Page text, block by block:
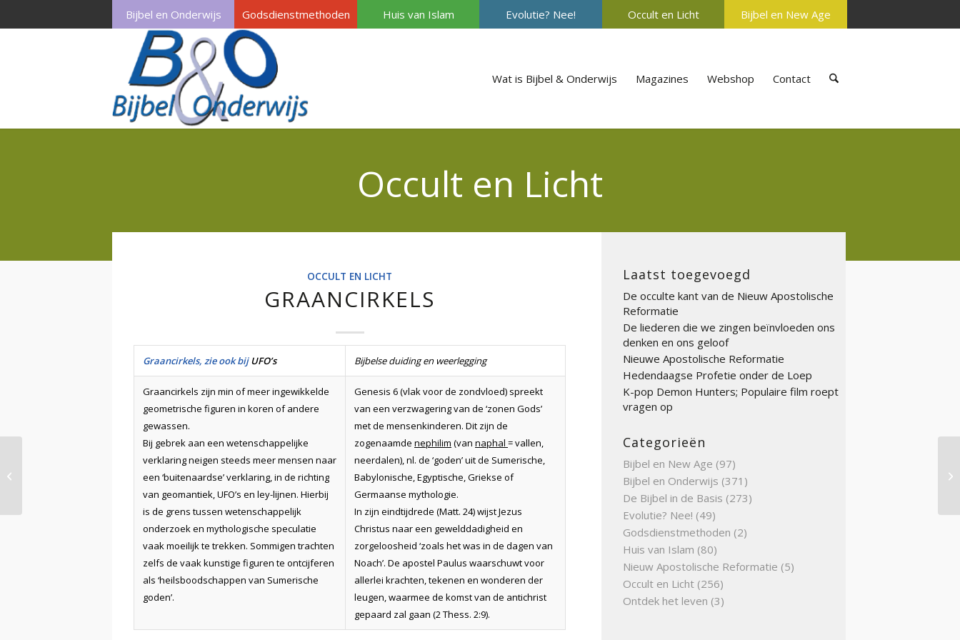
Bijbel en Onderwijs Godsdienstmethoden Huis van Islam Evolutie? Nee! Occult en Licht Bijbel en New Age
Wat is Bijbel & Onderwijs Magazines Webshop Contact
Occult en Licht
OCCULT EN LICHT
GRAANCIRKELS
Graancirkels, zie ook bijUFO’s Bijbelse duiding en weerlegging
Graancirkels zijn min of meer ingewikkelde
geometrische figuren in koren of andere
gewassen.
Bij gebrek aan een wetenschappelijke
verklaring neigen steeds meer mensen naar
een ‘buitenaardse’ verklaring, in de richting
van geomantiek, UFO’s en ley-lijnen. Hierbij
is de grens tussen wetenschappelijk
onderzoek en mythologische speculatie
vaak moeilijk te trekken. Sommigen trachten
zelfs de vaak kunstige figuren te ontcijferen
als ‘heilsboodschappen van Sumerische
goden’.
Genesis 6 (vlak voor de zondvloed) spreekt
van een verzwagering van de ‘zonen Gods’
met de mensenkinderen. Dit zijn de
zogenaamde nephilim (van naphal = vallen,
neerdalen), nl. de ‘goden’ uit de Sumerische,
Babylonische, Egyptische, Griekse of
Germaanse mythologie.
In zijn eindtijdrede (Matt. 24) wijst Jezus
Christus naar een gewelddadigheid en
zorgeloosheid ‘zoals het was in de dagen van
Noach’. De apostel Paulus waarschuwt voor
allerlei krachten, tekenen en wonderen der
leugen, waarmee de komst van de antichrist
gepaard zal gaan (2 Thess. 2:9).
Laatst toegevoegd
De occulte kant van de Nieuw Apostolische
Reformatie
De liederen die we zingen beïnvloeden ons
denken en ons geloof
Nieuwe Apostolische Reformatie
Hedendaagse Profetie onder de Loep
K-pop Demon Hunters; Populaire film roept
vragen op
Categorieën
Bijbel en New Age (97)
Bijbel en Onderwijs (371)
De Bijbel in de Basis (273)
Evolutie? Nee! (49)
Godsdienstmethoden (2)
Huis van Islam (80)
Nieuw Apostolische Reformatie (5)
Occult en Licht (256)
Ontdek het leven (3)